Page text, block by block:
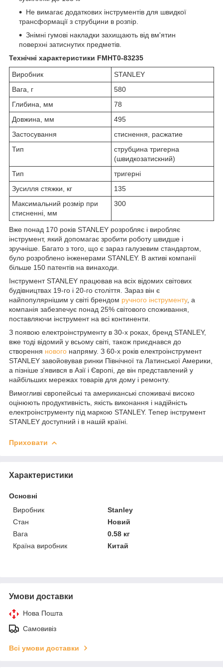
Не вимагає додаткових інструментів для швидкої
трансформації з струбцини в розпір.
Знімні гумові накладки захищають від вм'ятин
поверхні затиснутих предметів.
Технічні характеристики FMHT0-83235
Виробник
STANLEY
Вага, г
580
Глибина, мм
78
Довжина, мм
495
Застосування
стиснення, расжатие
Тип
струбцина тригерна
(швидкозатискний)
Тип
тригерні
Зусилля стяжки, кг
135
Максимальний розмір при
стисненні, мм
300
Вже понад 170 років STANLEY розробляє і виробляє
інструмент, який допомагає зробити роботу швидше і
зручніше. Багато з того, що є зараз галузевим стандартом,
було розроблено інженерами STANLEY. В активі компанії
більше 150 патентів на винаходи.
Інструмент STANLEY працював на всіх відомих світових
будівництвах 19-го і 20-го століття. Зараз він є
найпопулярнішим у світі брендом ручного інструменту, а
компанія забезпечує понад 25% світового споживання,
поставляючи інструмент на всі континенти.
З появою електроінструменту в 30-х роках, бренд STANLEY,
вже тоді відомий у всьому світі, також приєднався до
створення нового напряму. З 60-х років електроінструмент
STANLEY завойовував ринки Північної та Латинської Америки,
а пізніше з'явився в Азії і Європі, де він представлений у
найбільших мережах товарів для дому і ремонту.
Вимогливі європейські та американські споживачі високо
оцінюють продуктивність, якість виконання і надійність
електроінструменту під маркою STANLEY. Тепер інструмент
STANLEY доступний і в нашій країні.
Приховати
Характеристики
Основні
Виробник
Stanley
Стан
Новий
Вага
0.58 кг
Країна виробник
Китай
Умови доставки
Нова Пошта
Самовивіз
Всі умови доставки